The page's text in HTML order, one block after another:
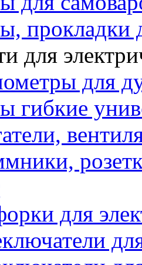
прокладки
для
для
гибкие
для